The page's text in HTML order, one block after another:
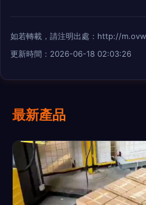
如若轉載，請注明出處：http://
更新時間：2026-06-18 02:03:26
最新產品